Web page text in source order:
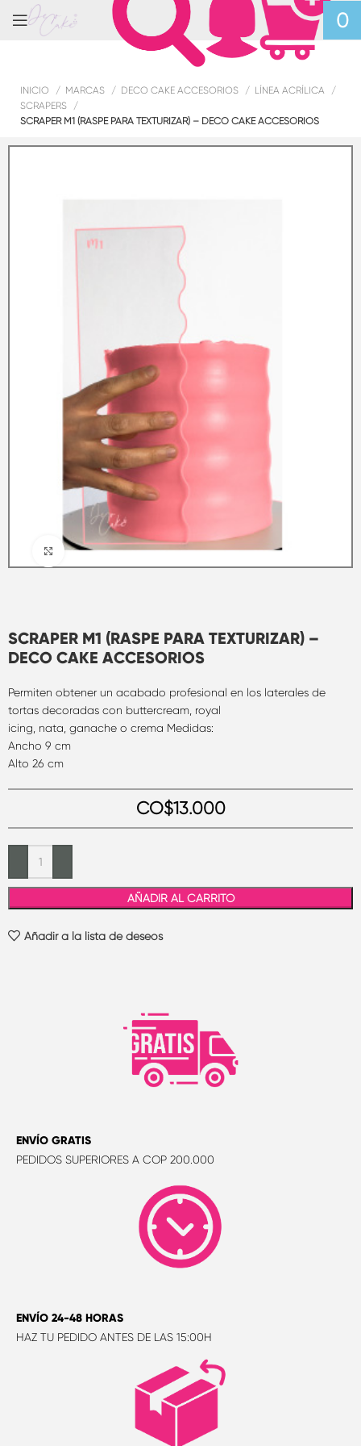
0
INICIO MARCAS DECO CAKE ACCESORIOS
LÍNEA ACRÍLICA
SCRAPERS
SCRAPER M1 (RASPE PARA TEXTURIZAR) – DECO CAKE ACCESORIOS
Clic para ampliar
SCRAPER M1 (RASPE PARA TEXTURIZAR) –
DECO CAKE ACCESORIOS
Permiten obtener un acabado profesional en los laterales de
tortas decoradas con buttercream, royal
icing, nata, ganache o crema Medidas:
Ancho 9 cm
Alto 26 cm
CO$13.000
AÑADIR AL CARRITO
Añadir a la lista de deseos
ENVÍO GRATIS
PEDIDOS SUPERIORES A COP 200.000
ENVÍO 24-48 HORAS
HAZ TU PEDIDO ANTES DE LAS 15:00H